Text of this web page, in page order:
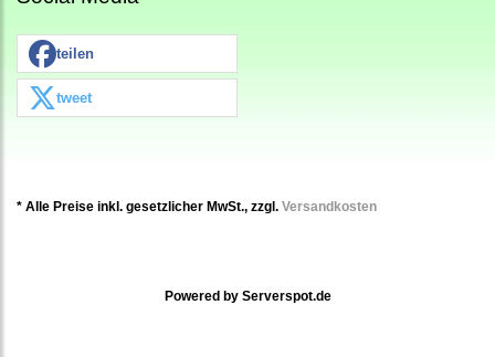
teilen
tweet
* Alle Preise inkl. gesetzlicher MwSt., zzgl. Versandkosten
Powered by Serverspot.de